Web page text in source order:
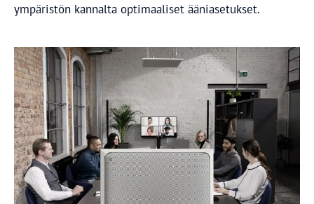
ympäristön kannalta optimaaliset ääniasetukset.